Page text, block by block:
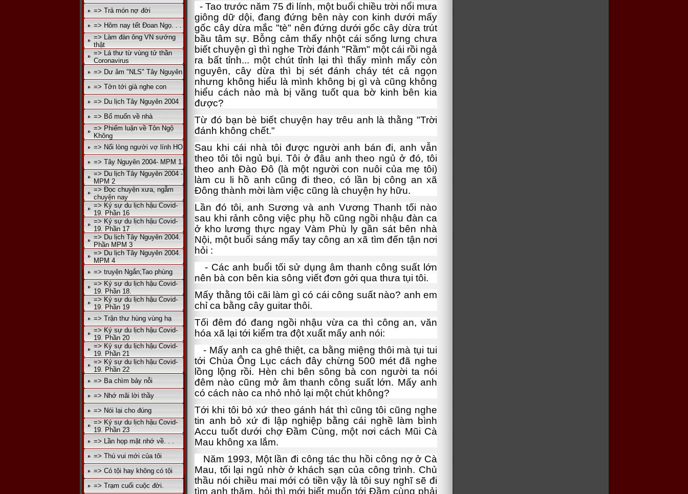
=> Trả món nợ đời
=> Hôm nay tết Đoan Ngọ. . .
=> Làm đàn ông VN sướng
thật
=> Lá thư từ vùng tử thần
Coronavirus
=> Dư âm "NLS" Tây Nguyên
=> Tởn tới già nghe con
=> Du lịch Tây Nguyên 2004
=> Bố muốn về nhà
=> Phiếm luận về Tôn Ngộ
Không
=> Nổi lòng người vợ lính HO
=> Tây Nguyên 2004- MPM 1.
=> Du lịch Tây Nguyên 2004 -
MPM 2
=> Đọc chuyện xưa, ngẫm
chuyện nay
=> Ký sự du lịch hậu Covid-
19. Phần 16
=> Ký sự du lịch hậu Covid-
19. Phần 17
=> Du lịch Tây Nguyên 2004.
Phần MPM 3
=> Du lịch Tây Nguyên 2004.
MPM 4
=> truyện Ngắn;Tao phùng
=> Ký sự du lịch hậu Covid-
19. Phần 18.
=> Ký sự du lịch hậu Covid-
19. Phần 19
=> Trận thư hùng vùng hạ
=> Ký sự du lịch hậu Covid-
19. Phần 20
=> Ký sự du lịch hậu Covid-
19. Phần 21
=> Ký sự du lịch hậu Covid-
19. Phần 22
=> Ba chìm bảy nỗi
=> Nhớ mãi lời thầy
=> Nói lại cho đúng
=> Ký sự du lịch hậu Covid-
19. Phần 23
=> Lần họp mặt nhớ về. . .
=> Thú vui mới của tôi
=> Có tội hay không có tội
=> Trạm cuối cuộc đời.
- Tao trước năm 75 đi lính, một buổi chiều trời nổi mưa
giông dữ dội, đang đứng bên này con kinh dưới mấy
gốc cây dừa mắc "tè" nên đứng dưới gốc cây dừa trút
bầu tâm sự. Bỗng cảm thấy nhột cái sống lưng chưa
biết chuyện gì thì nghe Trời đánh "Rầm" một cái rồi ngả
ra bất tỉnh... một chút tỉnh lại thì thấy mình mẩy còn
nguyên, cây dừa thì bị sét đánh cháy tét cả ngọn
nhưng không hiểu là mình không bị gì và cũng không
hiểu cách nào mà bị văng tuốt qua bờ kinh bên kia
được?
Từ đó bạn bè biết chuyện hay trêu anh là thằng "Trời
đánh không chết."
Sau khi cái nhà tôi được người anh bán đi, anh vẫn
theo tôi tôi ngủ bụi. Tôi ở đâu anh theo ngủ ở đó, tôi
theo anh Đào Đô (là một người con nuôi của mẹ tôi)
làm cu li hồ anh cũng đi theo, có lần bị công an xã
Đông thành mời làm việc cũng là chuyện hy hữu.
Lần đó tôi, anh Sương và anh Vương Thanh tối nào
sau khi rảnh công việc phụ hồ cũng ngồi nhậu đàn ca
ở kho lương thực ngay Vàm Phù ly gần sát bên nhà
Nội, một buổi sáng mấy tay công an xã tìm đến tận nơi
hỏi :
- Các anh buổi tối sử dụng âm thanh công suất lớn
nên bà con bên kia sông viết đơn gởi qua thưa tụi tôi.
Mấy thằng tôi cãi làm gì có cái công suất nào? anh em
chỉ ca bằng cây guitar thôi.
Tối đêm đó đang ngồi nhậu vừa ca thì công an, văn
hóa xã lại tới kiểm tra đột xuất mấy anh nói:
- Mấy anh ca ghê thiệt, ca bằng miệng thôi mà tụi tui
tới Chùa Ông Lục cách đây chừng 500 mét đã nghe
lồng lộng rồi. Hèn chi bên sông bà con người ta nói
đêm nào cũng mở âm thanh công suất lớn. Mấy anh
có cách nào ca nhỏ nhỏ lại một chút không?
Tới khi tôi bỏ xứ theo gánh hát thì cũng tôi cũng nghe
tin anh bỏ xứ đi lập nghiệp bằng cái nghề làm bình
Accu tuốt dưới chợ Đầm Cùng, một nơi cách Mũi Cà
Mau không xa lắm.
Năm 1993, Một lần đi công tác thu hồi công nợ ở Cà
Mau, tối lại ngủ nhờ ở khách sạn của công trình. Chủ
thầu nói chiều mai mới có tiền vậy là tôi suy nghĩ sẽ đi
tìm anh thăm, hỏi thì mới biết muốn tới Đầm cùng phải